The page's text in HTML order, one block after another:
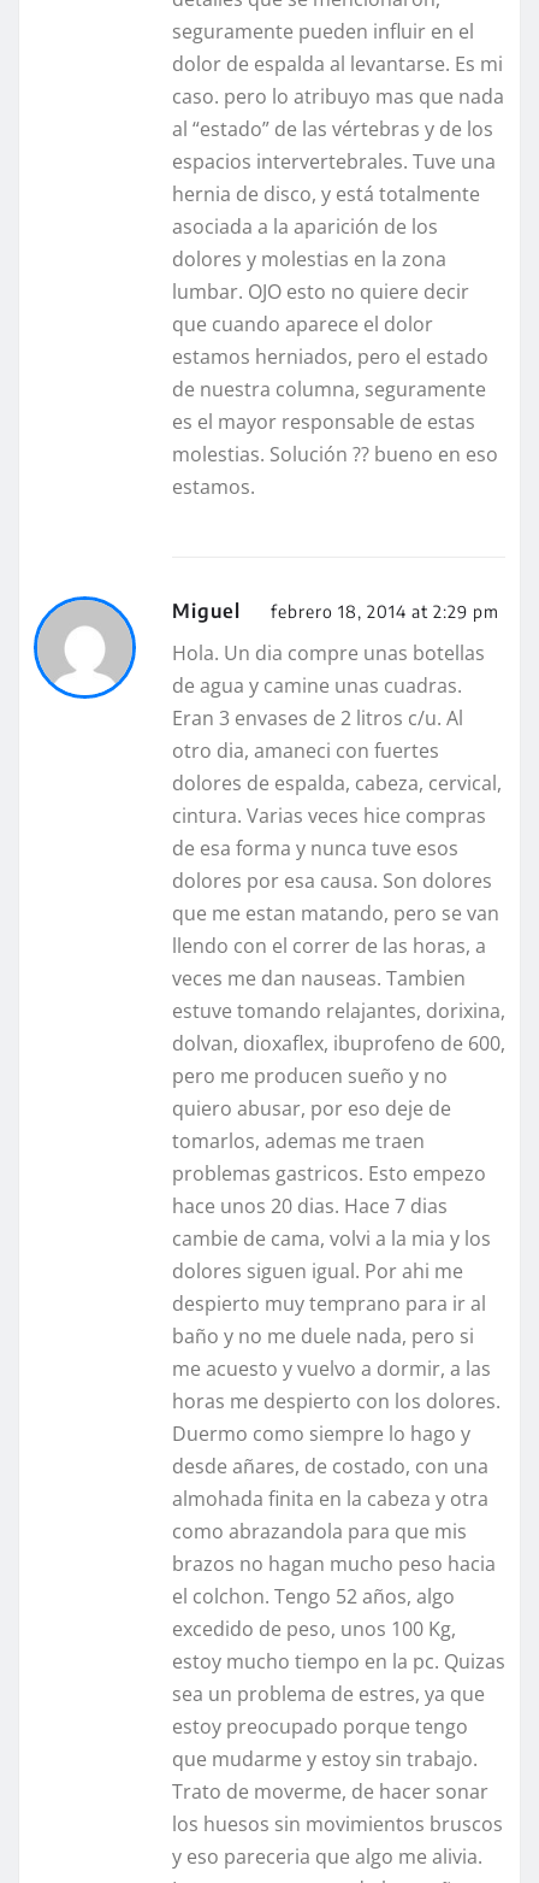
seguramente pueden influir en el
dolor de espalda al levantarse. Es mi
caso. pero lo atribuyo mas que nada
al “estado” de las vértebras y de los
espacios intervertebrales. Tuve una
hernia de disco, y está totalmente
asociada a la aparición de los
dolores y molestias en la zona
lumbar. OJO esto no quiere decir
que cuando aparece el dolor
estamos herniados, pero el estado
de nuestra columna, seguramente
es el mayor responsable de estas
molestias. Solución ?? bueno en eso
estamos.
Miguel febrero 18, 2014 at 2:29 pm
Hola. Un dia compre unas botellas
de agua y camine unas cuadras.
Eran 3 envases de 2 litros c/u. Al
otro dia, amaneci con fuertes
dolores de espalda, cabeza, cervical,
cintura. Varias veces hice compras
de esa forma y nunca tuve esos
dolores por esa causa. Son dolores
que me estan matando, pero se van
llendo con el correr de las horas, a
veces me dan nauseas. Tambien
estuve tomando relajantes, dorixina,
dolvan, dioxaflex, ibuprofeno de 600,
pero me producen sueño y no
quiero abusar, por eso deje de
tomarlos, ademas me traen
problemas gastricos. Esto empezo
hace unos 20 dias. Hace 7 dias
cambie de cama, volvi a la mia y los
dolores siguen igual. Por ahi me
despierto muy temprano para ir al
baño y no me duele nada, pero si
me acuesto y vuelvo a dormir, a las
horas me despierto con los dolores.
Duermo como siempre lo hago y
desde añares, de costado, con una
almohada finita en la cabeza y otra
como abrazandola para que mis
brazos no hagan mucho peso hacia
el colchon. Tengo 52 años, algo
excedido de peso, unos 100 Kg,
estoy mucho tiempo en la pc. Quizas
sea un problema de estres, ya que
estoy preocupado porque tengo
que mudarme y estoy sin trabajo.
Trato de moverme, de hacer sonar
los huesos sin movimientos bruscos
y eso pareceria que algo me alivia.